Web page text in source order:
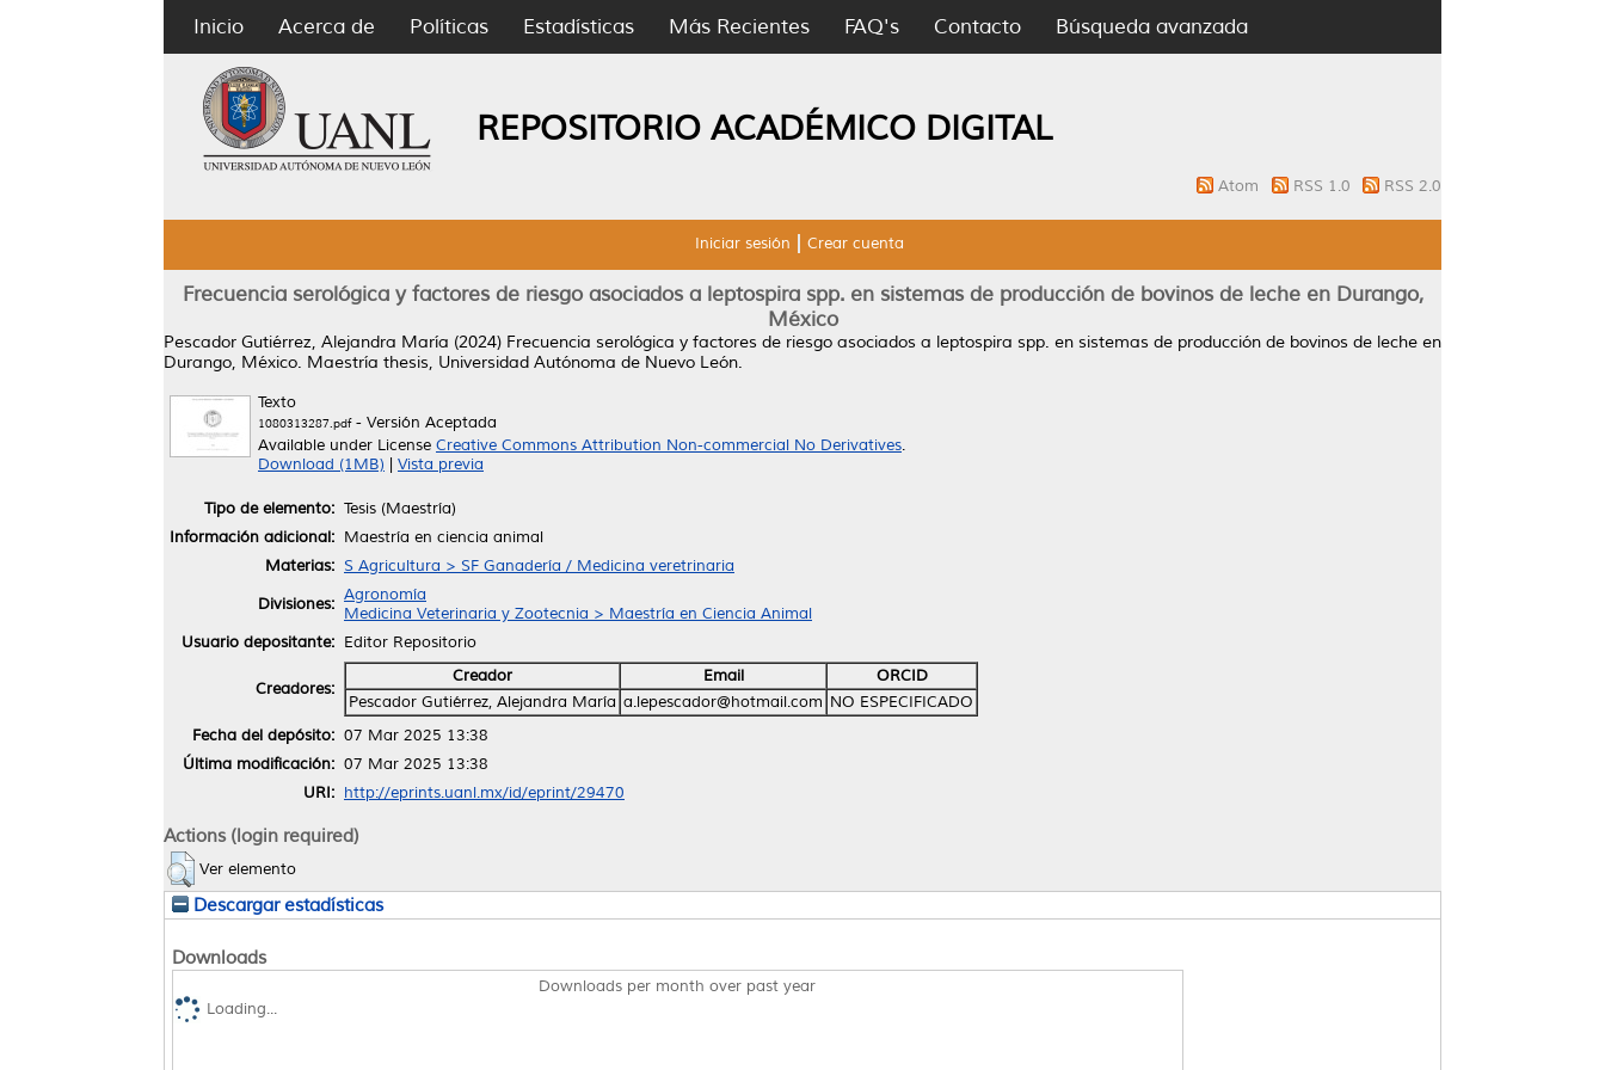
Inicio Acerca de Políticas Estadísticas Más Recientes FAQ's Contacto Búsqueda avanzada
REPOSITORIO ACADÉMICO DIGITAL
Atom RSS 1.0 RSS 2.0
Iniciar sesión Crear cuenta
Frecuencia serológica y factores de riesgo asociados a leptospira spp. en sistemas de producción de bovinos de leche en Durango,
México
Pescador Gutiérrez, Alejandra María (2024) Frecuencia serológica y factores de riesgo asociados a leptospira spp. en sistemas de producción de bovinos de leche en
Durango, México. Maestría thesis, Universidad Autónoma de Nuevo León.
Texto
1080313287.pdf- Versión Aceptada
Available under License Creative Commons Attribution Non-commercial No Derivatives.
Download (1MB)
Vista previa
Tipo de elemento: Tesis (Maestría)
Información adicional: Maestría en ciencia animal
Materias: S Agricultura > SF Ganadería / Medicina veretrinaria
Divisiones: Agronomía
Medicina Veterinaria y Zootecnia > Maestría en Ciencia Animal
Usuario depositante: Editor Repositorio
Creadores:
Creador Email
ORCID
Pescador Gutiérrez, Alejandra María a.lepescador@hotmail.com NO ESPECIFICADO
Fecha del depósito: 07 Mar 2025 13:38
Última modificación: 07 Mar 2025 13:38
URI: http://eprints.uanl.mx/id/eprint/29470
Actions (login required)
Ver elemento
Descargar estadísticas
Downloads
Downloads per month over past year
Loading...